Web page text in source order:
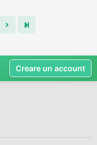
Creare un account